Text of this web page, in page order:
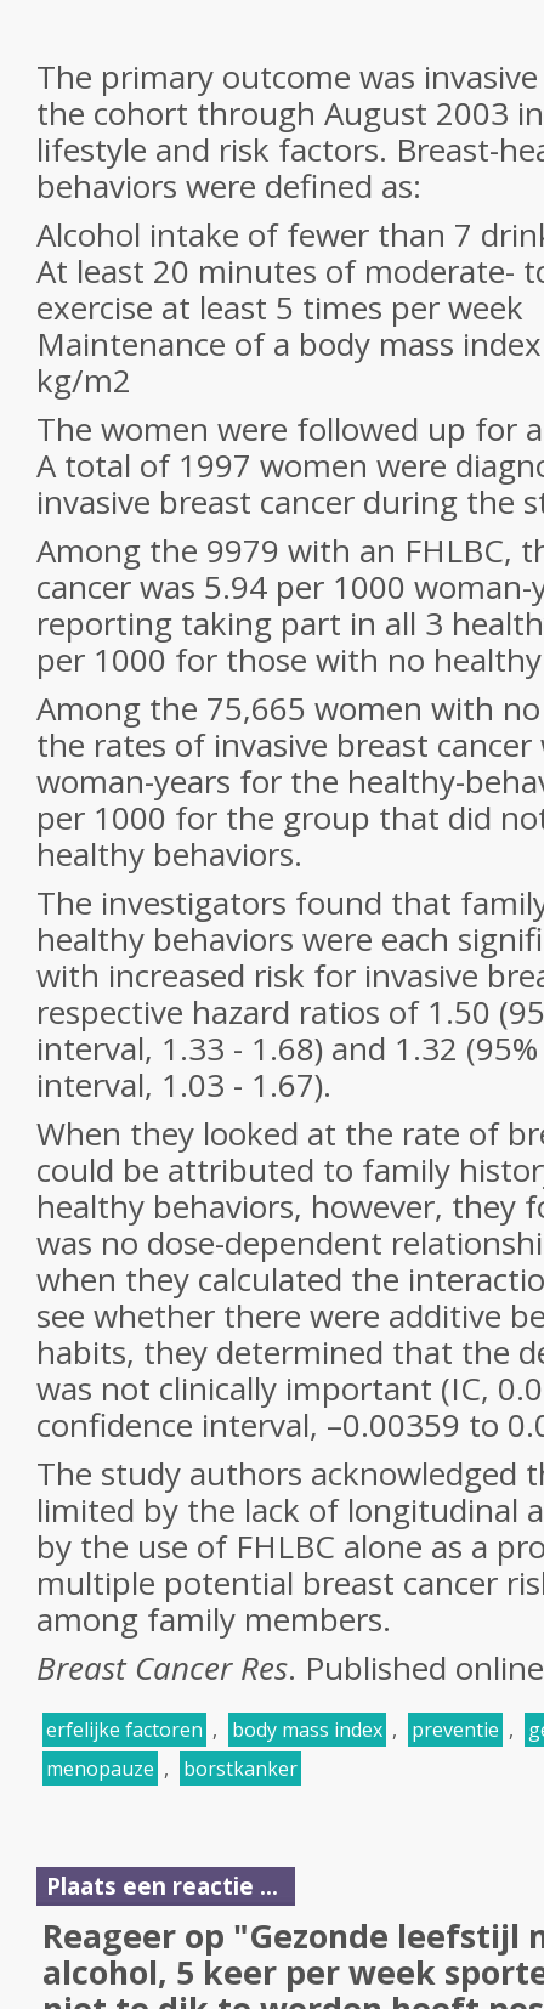
The primary outcome was
the cohort through August 2003
lifestyle and risk factors. Breast-
behaviors were defined as:
Alcohol intake of fewer than 7
At least 20 minutes of moderate-
exercise at least 5 times per week
Maintenance of a body mass
kg/m2
The women were followed up for
A total of 1997 women were
invasive breast cancer during the
Among the 9979 with an FHLBC,
cancer was 5.94 per 1000
reporting taking part in all 3
per 1000 for those with no
Among the 75,665 women with
the rates of invasive breast
woman-years for the healthy-
per 1000 for the group that did
healthy behaviors.
The investigators found that
healthy behaviors were each
with increased risk for invasive
respective hazard ratios of 1.50
interval, 1.33 - 1.68) and 1.32
interval, 1.03 - 1.67).
When they looked at the rate of
could be attributed to family
healthy behaviors, however, they
was no dose-dependent
when they calculated the
see whether there were additive
habits, they determined that the
was not clinically important (IC,
confidence interval, –0.00359 to
The study authors acknowledged
limited by the lack of longitudinal
by the use of FHLBC alone as a
multiple potential breast cancer
among family members.
Breast Cancer Res. Published
erfelijke factoren , body mass index , preventie ,
menopauze , borstkanker
Plaats een reactie ...
Reageer op "Gezonde leefstijl
alcohol, 5 keer per week